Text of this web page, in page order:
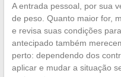
A entrada pessoal, por sua
de peso. Quanto maior for,
e revisa suas condições
antecipado também
perto: dependendo dos
aplicar e mudar a situação